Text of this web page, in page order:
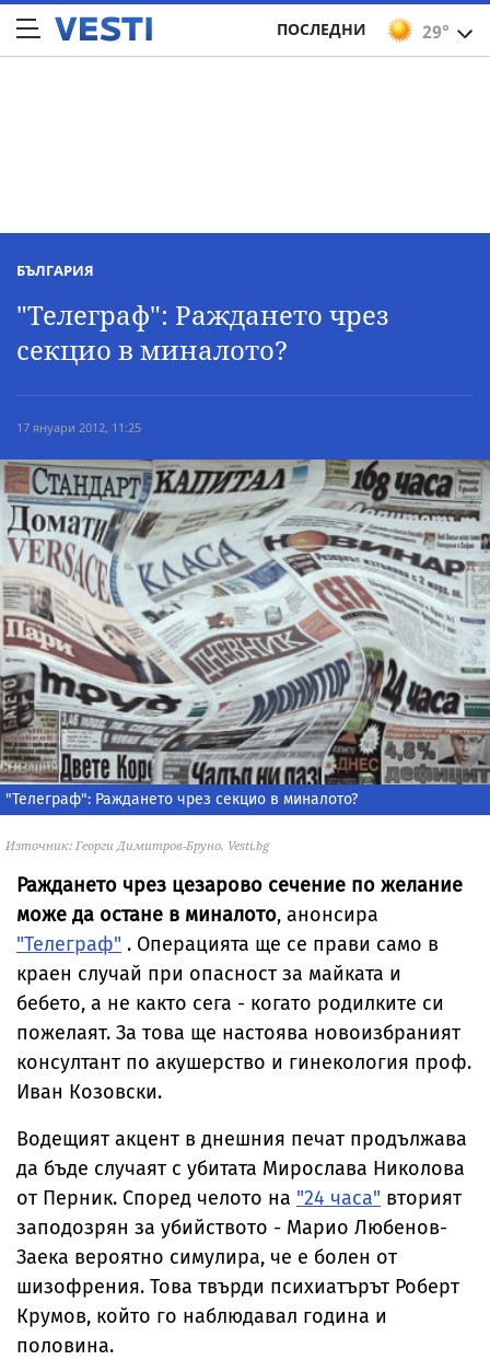
29°
ПОСЛЕДНИ
БЪЛГАРИЯ
"Телеграф": Раждането чрез
секцио в миналото?
17 януари 2012, 11:25
"Телеграф": Раждането чрез секцио в миналото?
Източник: Георги Димитров-Бруно, Vesti.bg
Раждането чрез цезарово сечение по желание
може да остане в миналото, анонсира
"Телеграф" . Операцията ще се прави само в
краен случай при опасност за майката и
бебето, а не както сега - когато родилките си
пожелаят. За това ще настоява новоизбраният
консултант по акушерство и гинекология проф.
Иван Козовски.
Водещият акцент в днешния печат продължава
да бъде случаят с убитата Мирослава Николова
от Перник. Според челото на "24 часа" вторият
заподозрян за убийството - Марио Любенов-
Заека вероятно симулира, че е болен от
шизофрения. Това твърди психиатърът Роберт
Крумов, който го наблюдавал година и
половина.